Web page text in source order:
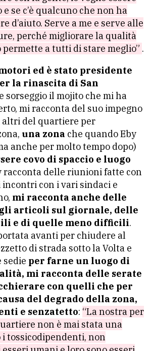
se c’è qualcuno che non ha
d’aiuto. Serve a me e serve alle
perché migliorare la qualità
a tutti di stare meglio” .
ed è stato presidente
la rinascita di San
sorseggio il mojito che mi ha
mi racconta del suo impegno
altri del quartiere per
una zona che quando Eby
anche per molto tempo dopo)
covo di spaccio e luogo
racconta delle riunioni fatte con
con i vari sindaci e
mi racconta anche delle
articoli sul giornale, delle
e di quelle meno difficili.
avanti per chiudere al
di strada sotto la Volta e
sedie per farne un luogo di
mi racconta delle serate
con quelli che per
del degrado della zona,
e senzatetto: “La nostra per
non è mai stata una
tossicodipendenti, non